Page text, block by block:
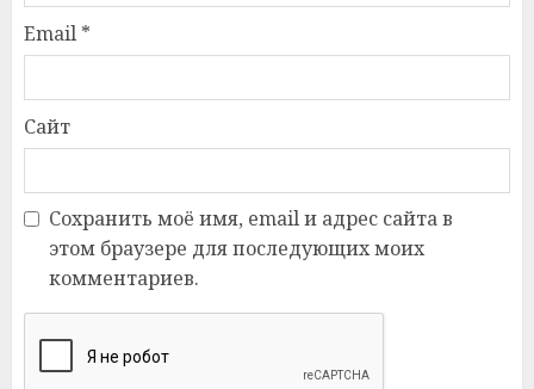
Email *
Сайт
Сохранить моё имя, email и адрес сайта в
этом браузере для последующих моих
комментариев.